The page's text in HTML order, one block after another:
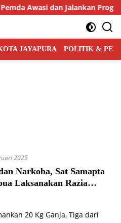
Awasi dan Jalankan Program
JAYAPURA POLITIK &
2025
Narkoba, Sat Samapta
Laksanakan Razia